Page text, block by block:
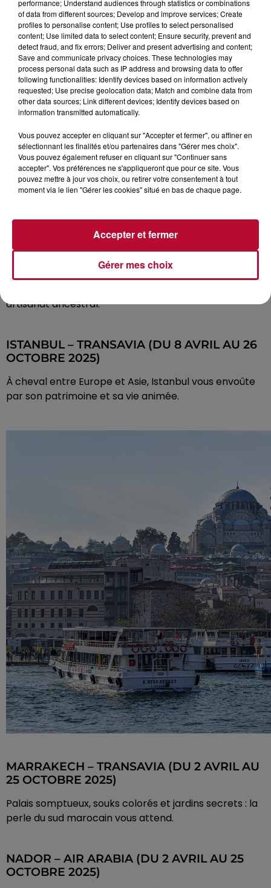
ORIENT
ALGER – AIR ALGÉRIE ET TRANSAVIA (DU
30 MARS AU 25 OCTOBRE 2025)
Entre Méditerranée et Casbah, Alger vous plonge
dans un dépaysement aux portes de l’Europe.
CASABLANCA – AIR ARABIA ET ROYAL AIR
MAROC (DU 1ER AVRIL AU 25 OCTOBRE
2025)
Moderne et vibrante, la ville blanche mêle culture,
FÈS – AIR ARABIA (DU 30 AVRIL AU 25
OCTOBRE 2025)
artisanat ancestral.
ISTANBUL – TRANSAVIA (DU 8 AVRIL AU 26
OCTOBRE 2025)
À cheval entre Europe et Asie, Istanbul vous envoûte
par son patrimoine et sa vie animée.
MARRAKECH – TRANSAVIA (DU 2 AVRIL AU
25 OCTOBRE 2025)
Palais somptueux, souks colorés et jardins secrets : la
perle du sud marocain vous attend.
NADOR – AIR ARABIA (DU 2 AVRIL AU 25
OCTOBRE 2025)
performance; Understand audiences through statistics or combinations
of data from different sources; Develop and improve services; Create
profiles to personalise content; Use profiles to select personalised
content; Use limited data to select content; Ensure security, prevent and
detect fraud, and fix errors; Deliver and present advertising and content;
Save and communicate privacy choices. These technologies may
process personal data such as IP address and browsing data to offer
following functionalities: Identify devices based on information actively
requested; Use precise geolocation data; Match and combine data from
other data sources; Link different devices; Identify devices based on
information transmitted automatically.
Vous pouvez accepter en cliquant sur "Accepter et fermer", ou affiner en
sélectionnant les finalités et/ou partenaires dans "Gérer mes choix".
Vous pouvez également refuser en cliquant sur "Continuer sans
accepter". Vos préférences ne s'appliqueront que pour ce site. Vous
pouvez mettre à jour vos choix, ou retirer votre consentement à tout
moment via le lien "Gérer les cookies" situé en bas de chaque page.
Gérer mes choix
Accepter et fermer